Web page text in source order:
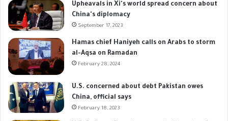
Upheavals in Xi's world spread concern about
China's diplomacy
September 17, 2023
Hamas chief Haniyeh calls on Arabs to storm
al-Aqsa on Ramadan
February 28, 2024
U.S. concerned about debt Pakistan owes
China, official says
February 18, 2023